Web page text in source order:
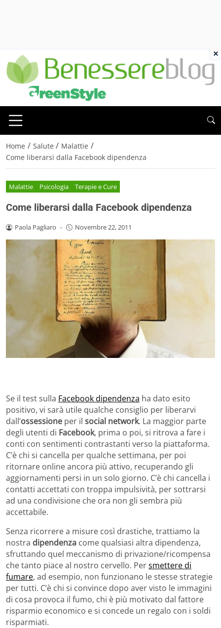
Home / Salute / Malattie /
Come liberarsi dalla Facebook dipendenza
Malattie Psicologia Terapie e Cure
Come liberarsi dalla Facebook dipendenza
Paola Pagliaro - Novembre 22, 2011
Se il test sulla Facebook dipendenza ha dato esito
positivo, vi sarà utile qualche consiglio per liberarvi
dall’ossessione per il social network. La maggior parte
degli utenti di Facebook, prima o poi, si ritrova a fare i
conti con sentimenti contrastanti verso la piattaforma.
C’è chi si cancella per qualche settimana, per poi
ritornare online ancora più attivo, recuperando gli
aggiornamenti persi in un solo giorno. C’è chi cancella i
contatti accettati con troppa impulsività, per sottrarsi
ad una condivisione che ora non gli sembra più
accettabile.
Senza ricorrere a misure così drastiche, trattiamo la
nostra dipendenza come qualsiasi altra dipendenza,
sfruttando quel meccanismo di privazione/ricompensa
che tanto piace al nostro cervello. Persmettere di
fumare, ad esempio, non funzionano le stesse strategie
per tutti. C’è chi si convince dopo aver visto le immagini
di cosa provoca il fumo, chi è più motivato dal fattore
risparmio economico e si concede un regalo con i soldi
risparmiati.
×